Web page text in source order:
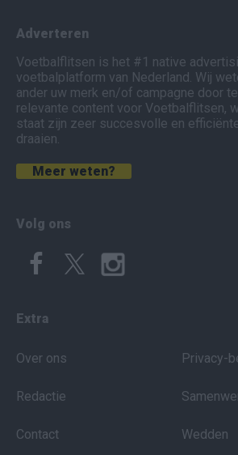
Adverteren
Voetbalflitsen is het #1 native
voetbalplatform van Nederland. Wij
ander uw merk en/of campagne door
relevante content voor Voetbalflitsen,
staat zijn zeer succesvolle en
draaien.
Meer weten?
Volg ons
Extra
Over ons
Redactie
Contact
Privacy-
Wedden